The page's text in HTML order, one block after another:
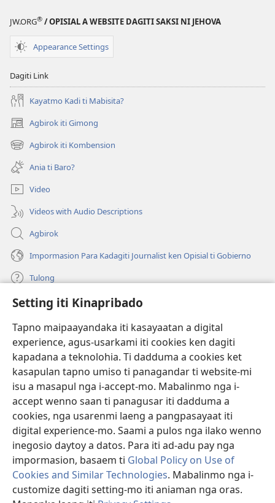
Setting iti Kinapribado
Tapno maipaayandaka iti kasayaatan a digital
experience, agus-usarkami iti cookies ken dagiti
kapadana a teknolohia. Ti dadduma a cookies ket
kasapulan tapno umiso ti panagandar ti website-mi
isu a masapul nga i-accept-mo. Mabalinmo nga i-
accept wenno saan ti panagusar iti dadduma a
cookies, nga usarenmi laeng a pangpasayaat iti
digital experience-mo. Saami a pulos nga ilako wenno
inegosio daytoy a datos. Para iti ad-adu pay nga
impormasion, basaem ti Global Policy on Use of
Cookies and Similar Technologies. Mabalinmo nga i-
customize dagiti setting-mo iti aniaman nga oras.
JW.ORG® / OPISIAL A WEBSITE DAGITI SAKSI NI JEHOVA
Appearance Settings
Dagiti Link
Kayatmo Kadi ti Mabisita?
Agbirok iti Gimong
(manglukat
iti
baro
window)
Agbirok iti Kombension
(manglukat
iti
baro
a
window)
Ania ti Baro?
Video
Videos with Audio Descriptions
Agbirok
Impormasion Para Kadagiti Journalist ken Opisial ti Gobierno
Tulong
Donasion
(manglukat
iti
baro
a
window)
Watchtower ONLINE A LIBRARIA
(manglukat
iti
baro
a
JW Hub ®
(manglukat
iti
baro
window)
JW Library
Watchtower Library
Copyright© 2026 Watch Tower Bible and Tract Society of Pennsylvania.
PAGANNUROTAN ITI PANAGUSAR|PAGANNUROTAN ITI